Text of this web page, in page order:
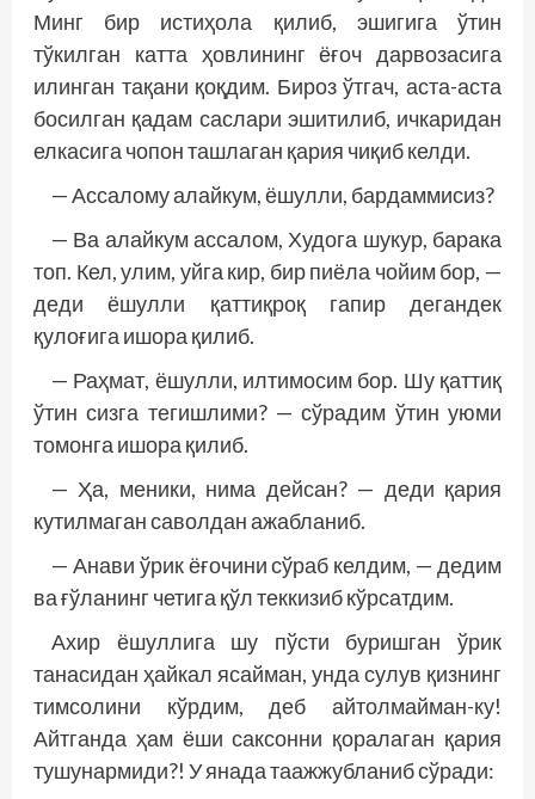
Минг бир истиҳола қилиб, эшигига ўтин
тўкилган катта ҳовлининг ёғоч дарвозасига
илинган тақани қоқдим. Бироз ўтгач, аста-аста
босилган қадам саслари эшитилиб, ичкаридан
елкасига чопон ташлаган қария чиқиб келди.
— Ассалому алайкум, ёшулли, бардаммисиз?
— Ва алайкум ассалом, Худога шукур, барака
топ. Кел, улим, уйга кир, бир пиёла чойим бор, —
деди ёшулли қаттиқроқ гапир дегандек
қулоғига ишора қилиб.
— Раҳмат, ёшулли, илтимосим бор. Шу қаттиқ
ўтин сизга тегишлими? — сўрадим ўтин уюми
томонга ишора қилиб.
— Ҳа, меники, нима дейсан? — деди қария
кутилмаган саволдан ажабланиб.
— Анави ўрик ёғочини сўраб келдим, — дедим
ва ғўланинг четига қўл теккизиб кўрсатдим.
Ахир ёшуллига шу пўсти буришган ўрик
танасидан ҳайкал ясайман, унда сулув қизнинг
тимсолини кўрдим, деб айтолмайман-ку!
Айтганда ҳам ёши саксонни қоралаган қария
тушунармиди?! У янада таажжубланиб сўради: